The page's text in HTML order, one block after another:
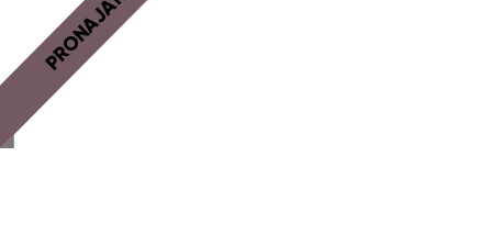
PRONAJATO